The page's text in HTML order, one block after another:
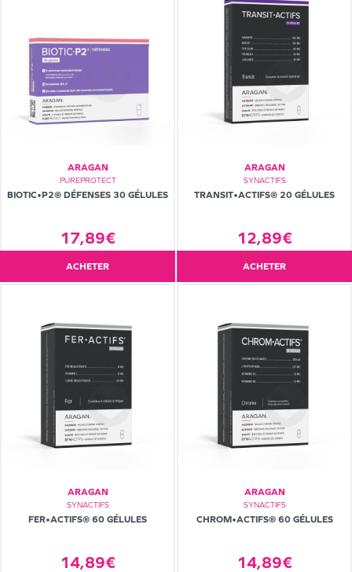
ARAGAN
PUREPROTECT
BIOTIC•P2® DÉFENSES 30 GÉLULES
17,89€
ACHETER
ARAGAN
SYNACTIFS
TRANSIT•ACTIFS® 20 GÉLULES
12,89€
ACHETER
ARAGAN
SYNACTIFS
FER•ACTIFS® 60 GÉLULES
14,89€
ARAGAN
SYNACTIFS
CHROM•ACTIFS® 60 GÉLULES
14,89€